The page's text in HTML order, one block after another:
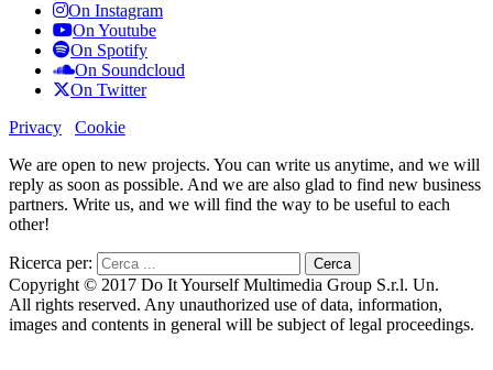
On Instagram
On Youtube
On Spotify
On Soundcloud
On Twitter
Privacy
Cookie
We are open to new projects. You can write us anytime, and we will
reply as soon as possible. And we are also glad to find new business
partners. Write us, and we will find the way to be useful to each
other!
Ricerca per:
Copyright © 2017 Do It Yourself Multimedia Group S.r.l. Un.
All rights reserved. Any unauthorized use of data, information,
images and contents in general will be subject of legal proceedings.